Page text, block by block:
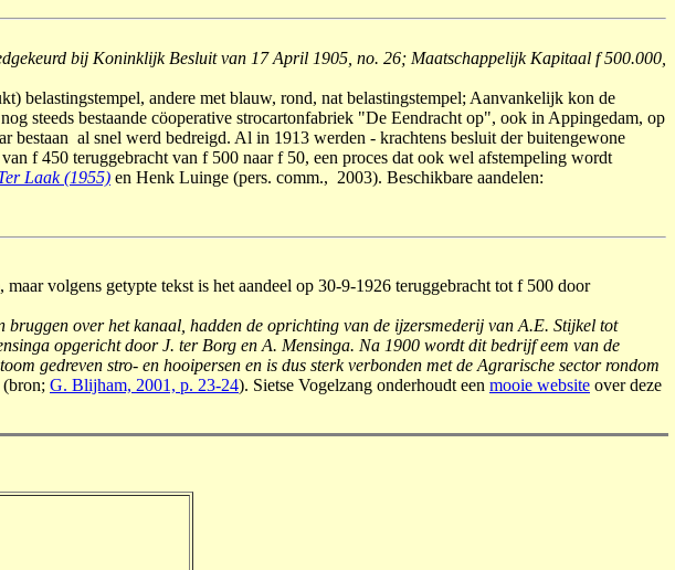
bij Koninklijk Besluit van 17 April 1905, no. 26; Maatschappelijk Kapitaal f 500.000,
belastingstempel, andere met blauw, rond, nat belastingstempel; Aanvankelijk kon de
steeds bestaande cöoperative strocartonfabriek "De Eendracht op", ook in Appingedam, op
al snel werd bedreigd. Al in 1913 werden - krachtens besluit der buitengewone
f 450 teruggebracht van f 500 naar f 50, een proces dat ook wel afstempeling wordt
Laak (1955) en Henk Luinge (pers. comm., 2003). Beschikbare aandelen:
volgens getypte tekst is het aandeel op 30-9-1926 teruggebracht tot f 500 door
over het kanaal, hadden de oprichting van de ijzersmederij van A.E. Stijkel tot
opgericht door J. ter Borg en A. Mensinga. Na 1900 wordt dit bedrijf eem van de
gedreven stro- en hooipersen en is dus sterk verbonden met de Agrarische sector rondom
(bron; G. Blijham, 2001, p. 23-24). Sietse Vogelzang onderhoudt een mooie website over deze